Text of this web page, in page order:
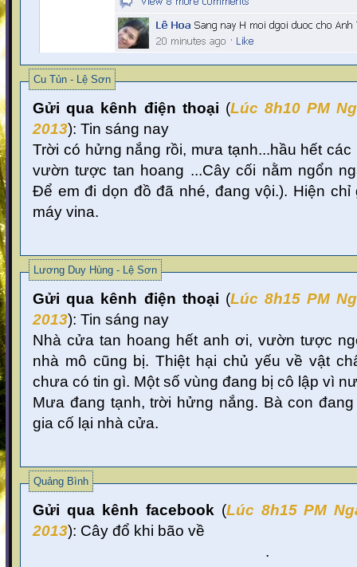
Cu Tủn - Lệ Sơn
Gửi qua kênh điện thoại (Lúc 8h10 PM
2013): Tin sáng nay
Trời có hửng nắng rồi, mưa tạnh...hầu hết các
vườn tược tan hoang ...Cây cối nằm ngổn
Để em đi dọn đồ đã nhé, đang vội.). Hiện
máy vina.
Lương Duy Hùng - Lệ Sơn
Gửi qua kênh điện thoại (Lúc 8h15 PM
2013): Tin sáng nay
Nhà cửa tan hoang hết anh ơi, vườn tược
nhà mô cũng bị. Thiệt hại chủ yếu về vật
chưa có tin gì. Một số vùng đang bị cô lập vì
Mưa đang tạnh, trời hửng nắng. Bà con
gia cố lại nhà cửa.
Quảng Bình
Gửi qua kênh facebook (Lúc 8h15 PM
2013): Cây đổ khi bão về
.